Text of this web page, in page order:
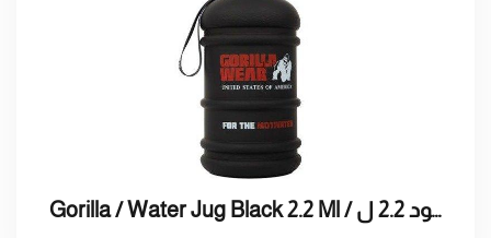
Gorilla / Water Jug Black 2.2 Ml / قوريلا / ترمس ماء اسود 2.2 ل